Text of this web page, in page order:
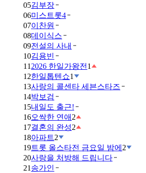
05김부장
06미스트롯4
07이찬원
08데이식스
09전설의 사내
10김용빈
11 2026 한일가왕전 1
12한일톱텐쇼1
13사랑의 콜센타 세븐스타즈
14박보검
15내일도 출근!
16오싹한 연애 2
17결혼의 완성2
18아파트2
19트롯 올스타전 금요일 밤에 2
20사랑을 처방해 드립니다
21 송가인